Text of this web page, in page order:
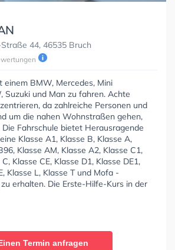
44, 46535 Bruch
einem BMW, Mercedes, Mini
Suzuki und Man zu fahren. Achte
da zahlreiche Personen und
um die nahen Wohnstraßen gehen,
Fahrschule bietet Herausragende
Klasse A1, Klasse B, Klasse A,
Klasse AM, Klasse A2, Klasse C1,
Klasse CE, Klasse D1, Klasse DE1,
Klasse L, Klasse T und Mofa -
erhalten. Die Erste-Hilfe-Kurs in der
Termin anfragen